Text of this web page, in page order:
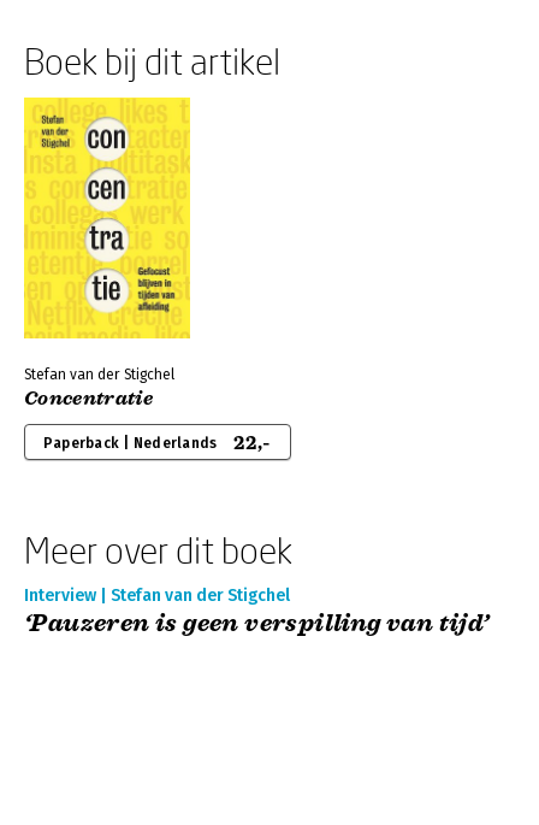
Boek bij dit artikel
Stefan van der Stigchel
Concentratie
Paperback | Nederlands 22,-
Meer over dit boek
Interview | Stefan van der Stigchel
‘Pauzeren is geen verspilling van tijd’